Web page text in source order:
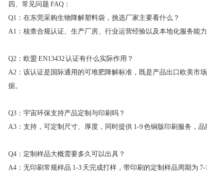
四、常见问题 FAQ：
Q1：在东莞采购生物降解塑料袋，挑选厂家主要看什么？
A1：核查合规认证、生产厂房、行业运营经验以及本地化服务能
Q2：欧盟 EN13432 认证有什么实际作用？
A2：该认证是国际通用的可堆肥降解标准，既是产品出口欧美市
据。
Q3：宇宙环保支持产品定制与印刷吗？
A3：支持，可定制尺寸、厚度，同时提供 1-9 色铜版印刷服务，品
Q4：定制样品大概需要多久可以出具？
A4：无印刷常规样品 1-3 天完成打样，带印刷的定制样品周期为 7-